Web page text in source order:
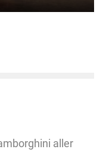
aller